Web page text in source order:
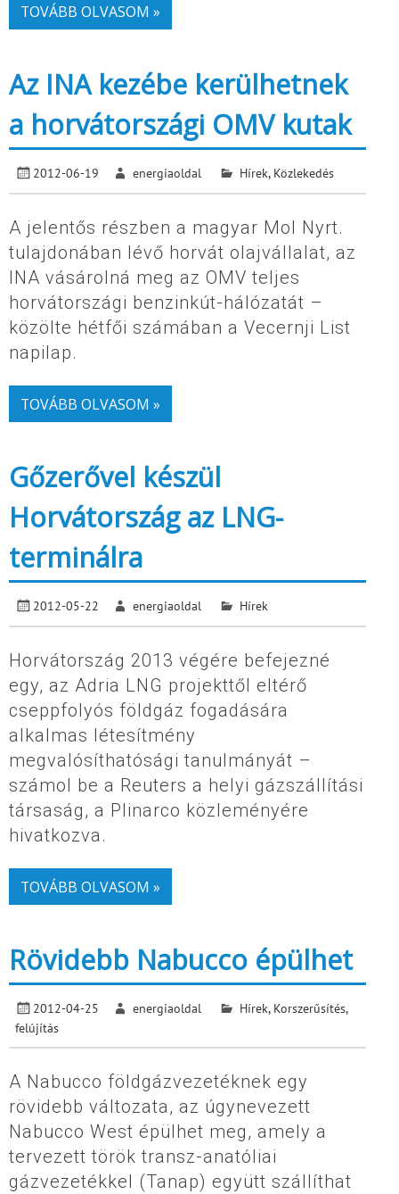
TOVÁBB OLVASOM »
Az INA kezébe kerülhetnek
a horvátországi OMV kutak
2012-06-19 energiaoldal Hírek, Közlekedés
A jelentős részben a magyar Mol Nyrt.
tulajdonában lévő horvát olajvállalat, az
INA vásárolná meg az OMV teljes
horvátországi benzinkút-hálózatát –
közölte hétfői számában a Vecernji List
napilap.
TOVÁBB OLVASOM »
Gőzerővel készül
Horvátország az LNG-
terminálra
2012-05-22 energiaoldal Hírek
Horvátország 2013 végére befejezné
egy, az Adria LNG projekttől eltérő
cseppfolyós földgáz fogadására
alkalmas létesítmény
megvalósíthatósági tanulmányát –
számol be a Reuters a helyi gázszállítási
társaság, a Plinarco közleményére
hivatkozva.
TOVÁBB OLVASOM »
Rövidebb Nabucco épülhet
2012-04-25 energiaoldal Hírek, Korszerűsítés,
felújítás
A Nabucco földgázvezetéknek egy
rövidebb változata, az úgynevezett
Nabucco West épülhet meg, amely a
tervezett török transz-anatóliai
gázvezetékkel (Tanap) együtt szállíthat